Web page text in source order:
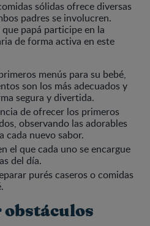
sólidas ofrece diversas
padres se involucren.
papá participe en la
de forma activa en este
menús para su bebé,
son los más adecuados y
segura y divertida.
de ofrecer los primeros
observando las adorables
cada nuevo sabor.
el que cada uno se encargue
del día.
purés caseros o comidas
obstáculos